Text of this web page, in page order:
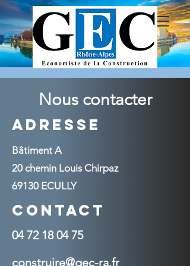
Nous contacter
Adresse
Bâtiment A
20 chemin Louis Chirpaz
69130 ECULLY
Contact
04 72 18 04 75
construire@gec-ra.fr